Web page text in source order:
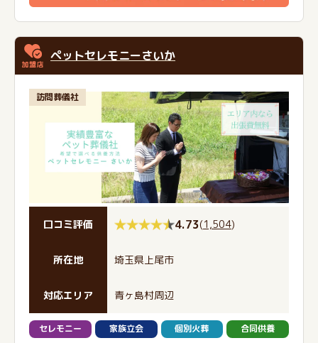
ペットセレモニーさいか
訪問葬儀社
口コミ評価 4.73(1,504)
所在地 埼玉県上尾市
対応エリア 青ヶ島村周辺
セレモニー 家族立会 個別火葬 合同供養